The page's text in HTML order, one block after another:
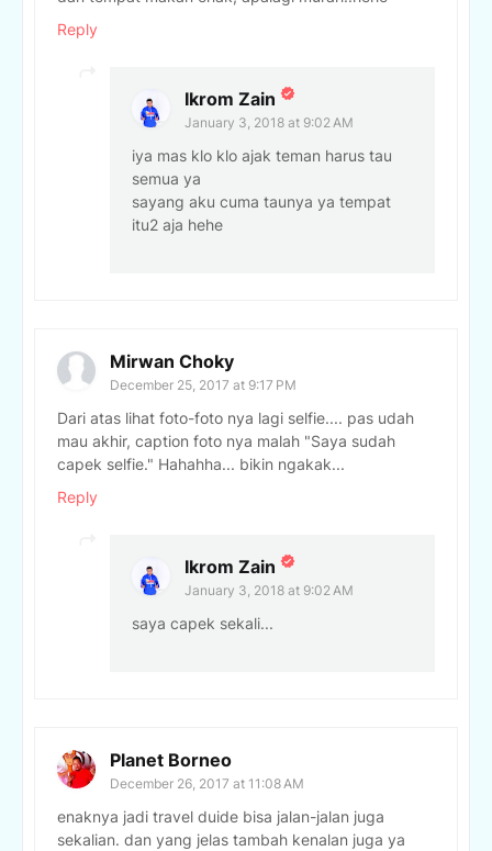
Reply
Ikrom Zain
January 3, 2018 at 9:02 AM
iya mas klo klo ajak teman harus tau
semua ya
sayang aku cuma taunya ya tempat
itu2 aja hehe
Mirwan Choky
December 25, 2017 at 9:17 PM
Dari atas lihat foto-foto nya lagi selfie.... pas udah
mau akhir, caption foto nya malah "Saya sudah
capek selfie." Hahahha... bikin ngakak...
Reply
Ikrom Zain
January 3, 2018 at 9:02 AM
saya capek sekali...
Planet Borneo
December 26, 2017 at 11:08 AM
enaknya jadi travel duide bisa jalan-jalan juga
sekalian. dan yang jelas tambah kenalan juga ya